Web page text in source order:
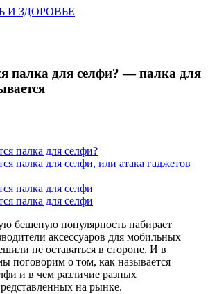
И ЗДОРОВЬЕ
палка для селфи? — палка для
палка для селфи?
палка для селфи, или атака гаджетов
палка для селфи
палка для селфи
бешеную популярность набирает
аксессуаров для мобильных
не оставаться в стороне. И в
поговорим о том, как называется
и в чем различие разных
на рынке.